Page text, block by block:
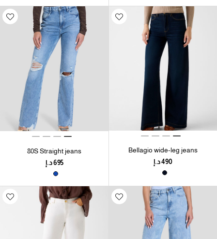
Bellagio wide-leg jeans
80S Straight jeans
⁦695⁩ د.إ